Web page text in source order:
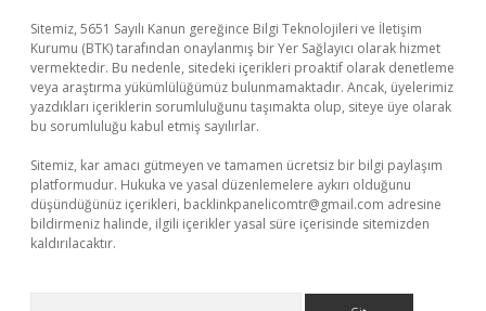
Sitemiz, 5651 Sayılı Kanun gereğince Bilgi Teknolojileri ve İletişim
Kurumu (BTK) tarafından onaylanmış bir Yer Sağlayıcı olarak hizmet
vermektedir. Bu nedenle, sitedeki içerikleri proaktif olarak denetleme
veya araştırma yükümlülüğümüz bulunmamaktadır. Ancak, üyelerimiz
yazdıkları içeriklerin sorumluluğunu taşımakta olup, siteye üye olarak
bu sorumluluğu kabul etmiş sayılırlar.
Sitemiz, kar amacı gütmeyen ve tamamen ücretsiz bir bilgi paylaşım
platformudur. Hukuka ve yasal düzenlemelere aykırı olduğunu
düşündüğünüz içerikleri, backlinkpanelicomtr@gmail.com adresine
bildirmeniz halinde, ilgili içerikler yasal süre içerisinde sitemizden
kaldırılacaktır.